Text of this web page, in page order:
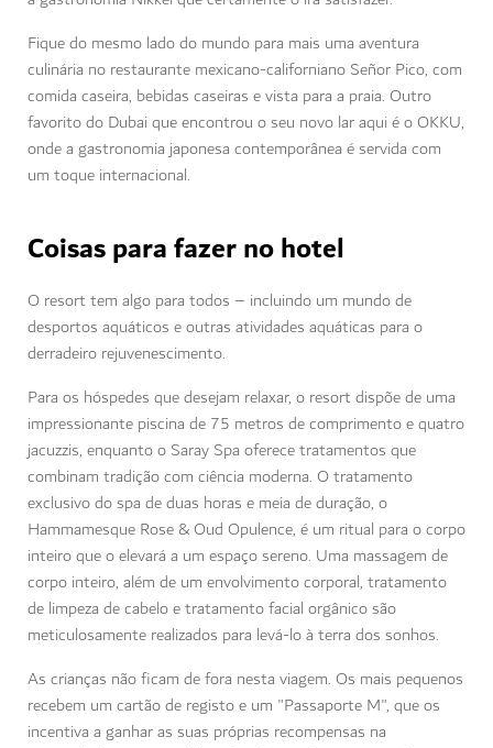
Fique do mesmo lado do mundo para mais uma aventura
culinária no restaurante mexicano-californiano Señor Pico, com
comida caseira, bebidas caseiras e vista para a praia. Outro
favorito do Dubai que encontrou o seu novo lar aqui é o OKKU,
onde a gastronomia japonesa contemporânea é servida com
um toque internacional.
Coisas para fazer no hotel
O resort tem algo para todos – incluindo um mundo de
desportos aquáticos e outras atividades aquáticas para o
derradeiro rejuvenescimento.
Para os hóspedes que desejam relaxar, o resort dispõe de uma
impressionante piscina de 75 metros de comprimento e quatro
jacuzzis, enquanto o Saray Spa oferece tratamentos que
combinam tradição com ciência moderna. O tratamento
exclusivo do spa de duas horas e meia de duração, o
Hammamesque Rose & Oud Opulence, é um ritual para o corpo
inteiro que o elevará a um espaço sereno. Uma massagem de
corpo inteiro, além de um envolvimento corporal, tratamento
de limpeza de cabelo e tratamento facial orgânico são
meticulosamente realizados para levá-lo à terra dos sonhos.
As crianças não ficam de fora nesta viagem. Os mais pequenos
recebem um cartão de registo e um "Passaporte M", que os
incentiva a ganhar as suas próprias recompensas na